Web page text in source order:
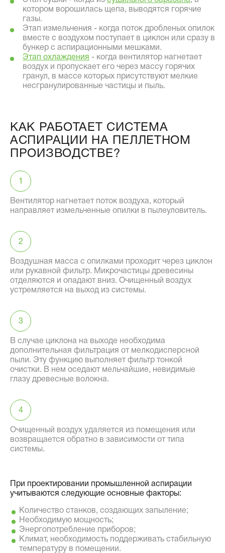
котором ворошилась щепа, выводятся горячие
газы.
Этап измельчения - когда поток дробленых опилок
вместе с воздухом поступает в циклон или сразу в
бункер с аспирационными мешками.
Этап охлаждения - когда вентилятор нагнетает
воздух и пропускает его через массу горячих
гранул, в массе которых присутствуют мелкие
несгранулированные частицы и пыль.
КАК РАБОТАЕТ СИСТЕМА
АСПИРАЦИИ НА ПЕЛЛЕТНОМ
ПРОИЗВОДСТВЕ?
Вентилятор нагнетает поток воздуха, который
направляет измельченные опилки в пылеуловитель.
Воздушная масса с опилками проходит через циклон
или рукавной фильтр. Микрочастицы древесины
отделяются и опадают вниз. Очищенный воздух
устремляется на выход из системы.
В случае циклона на выходе необходима
дополнительная фильтрация от мелкодисперсной
пыли. Эту функцию выполняет фильтр тонкой
очистки. В нем оседают мельчайшие, невидимые
глазу древесные волокна.
Очищенный воздух удаляется из помещения или
возвращается обратно в зависимости от типа
системы.
При проектировании промышленной аспирации
учитываются следующие основные факторы:
Количество станков, создающих запыление;
Необходимую мощность;
Энергопотребление приборов;
Климат, необходимость поддерживать стабильную
температуру в помещении.